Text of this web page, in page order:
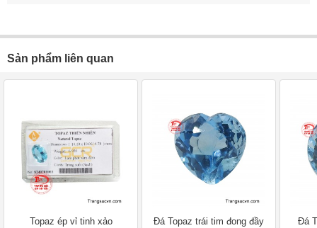
Sản phẩm liên quan
Topaz ép vỉ tinh xảo Đá Topaz trái tim đong đầy Đá